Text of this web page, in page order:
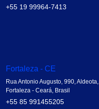
+55 19 99964-7413
Fortaleza - CE
Rua Antonio Augusto, 990, Aldeota,
Fortaleza - Ceará, Brasil
+55 85 991455205